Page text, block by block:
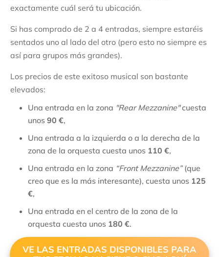
exactamente cuál será tu ubicación.
Si has comprado de 2 a 4 entradas, siempre estaréis
sentados uno al lado del otro (pero esto no siempre es
así para grupos más grandes).
Los precios de este exitoso musical son bastante
elevados:
Una entrada en la zona "Rear Mezzanine"cuesta
unos 90 €,
Una entrada a la izquierda o a la derecha de la
zona de la orquesta cuesta unos 110 €,
Una entrada en la zona “Front Mezzanine”(que
creo que es la más interesante), cuesta unos 125
€,
Una entrada en el centro de la zona de la
orquesta cuesta unos 180 €.
VE LAS ENTRADAS DISPONIBLES PARA